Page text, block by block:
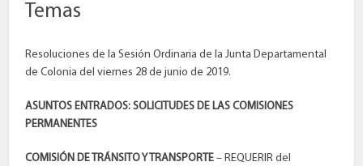
Temas
Resoluciones de la Sesión Ordinaria de la Junta Departamental
de Colonia del viernes 28 de junio de 2019.
ASUNTOS ENTRADOS: SOLICITUDES DE LAS COMISIONES
PERMANENTES
COMISIÓN DE TRÁNSITO Y TRANSPORTE– REQUERIR del